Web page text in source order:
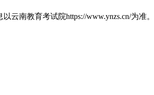
南教育考试院https://www.ynzs.cn/为准。